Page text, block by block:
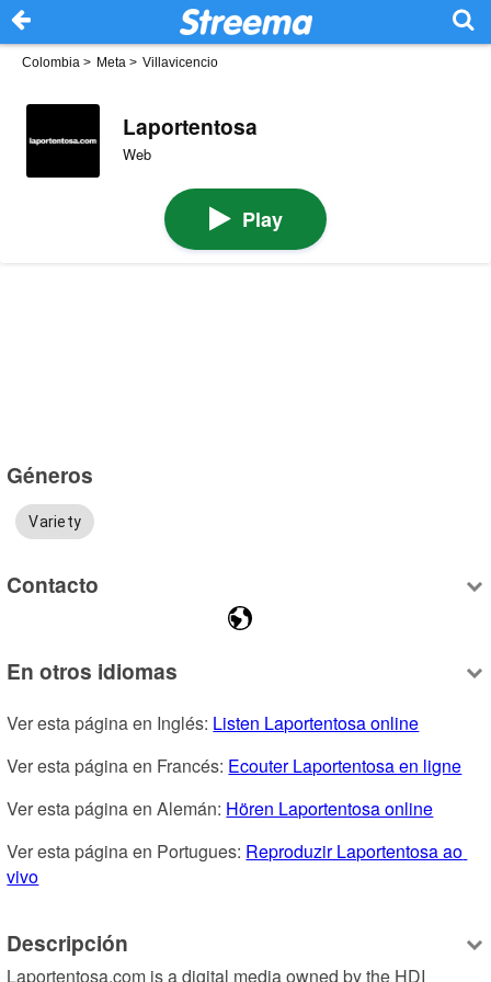
Colombia > Meta > Villavicencio
Laportentosa
Web
Play
Géneros
Variety
Contacto
En otros idiomas
Ver esta página en Inglés: Listen Laportentosa online
Ver esta página en Francés: Ecouter Laportentosa en ligne
Ver esta página en Alemán: Hören Laportentosa online
Ver esta página en Portugues: Reproduzir Laportentosa ao
vivo
Descripción
Laportentosa.com is a digital media owned by the HDI